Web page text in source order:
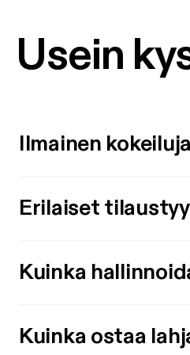
Usein
Ilmainen
Erilaiset
Kuinka
Kuinka ostaa